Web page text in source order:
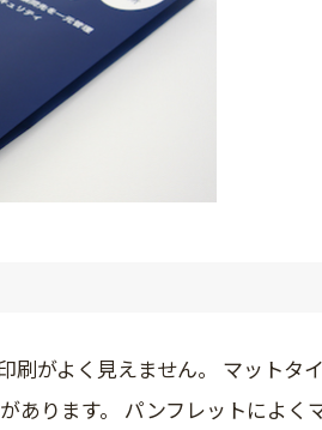
刷がよく見えません。 マットタ
あります。 パンフレットによく